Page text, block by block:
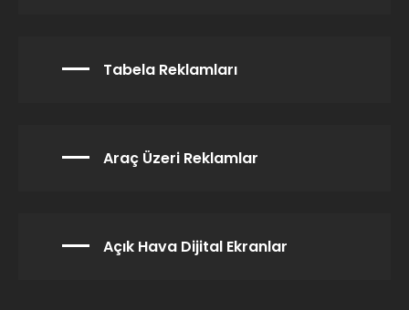
Tabela Reklamları
Araç Üzeri Reklamlar
Açık Hava Dijital Ekranlar